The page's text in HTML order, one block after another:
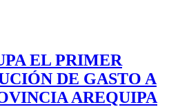
EL PRIMER
DE GASTO A
AREQUIPA